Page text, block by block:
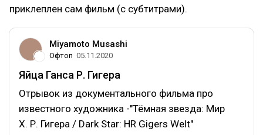
приклеплен сам фильм (с субтитрами).
Miyamoto Musashi
Офтоп 05.11.2020
Яйца Ганса Р. Гигера
Отрывок из документального фильма про
известного художника -"Тёмная звезда: Мир
Х. Р. Гигера / Dark Star: HR Gigers Welt"